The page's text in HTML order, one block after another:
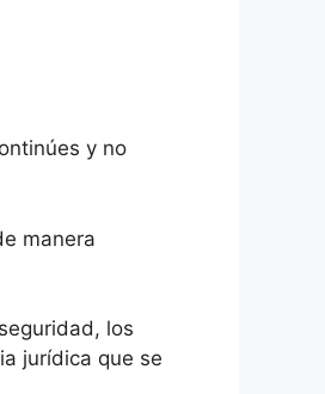
y no
manera
los
jurídica que se